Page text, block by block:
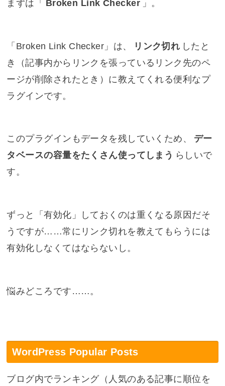
まずは「 Broken Link Checker 」。
「Broken Link Checker」は、 リンク切れ したと
き（記事内からリンクを張っているリンク先のペ
ージが削除されたとき）に教えてくれる便利なプ
ラグインです。
このプラグインもデータを残していくため、
デー
タベースの容量をたくさん使ってしまう らしいで
す。
ずっと「有効化」しておくのは重くなる原因だそ
うですが……常にリンク切れを教えてもらうには
有効化しなくてはならないし。
悩みどころです……。
WordPress Popular Posts
ブログ内でランキング（人気のある記事に順位を